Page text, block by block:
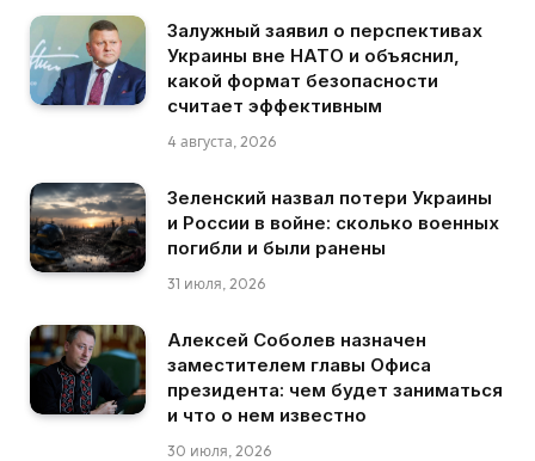
Залужный заявил о перспективах
Украины вне НАТО и объяснил,
какой формат безопасности
считает эффективным
4 августа, 2026
Зеленский назвал потери Украины
и России в войне: сколько военных
погибли и были ранены
31 июля, 2026
Алексей Соболев назначен
заместителем главы Офиса
президента: чем будет заниматься
и что о нем известно
30 июля, 2026